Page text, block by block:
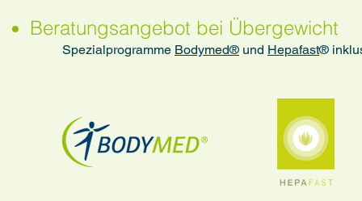
​Beratungsangebot bei Übergewicht
Spezialprogramme Bodymed® und Hepafast®